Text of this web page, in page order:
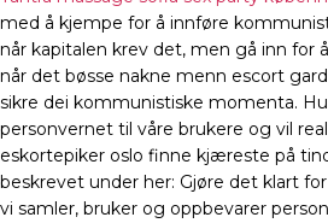
med å kjempe for å innføre
når kapitalen krev det, men gå inn for
når det bøsse nakne menn escort
sikre dei kommunistiske momenta.
personvernet til våre brukere og vil
eskortepiker oslo finne kjæreste på
beskrevet under her: Gjøre det klart
vi samler, bruker og oppbevarer